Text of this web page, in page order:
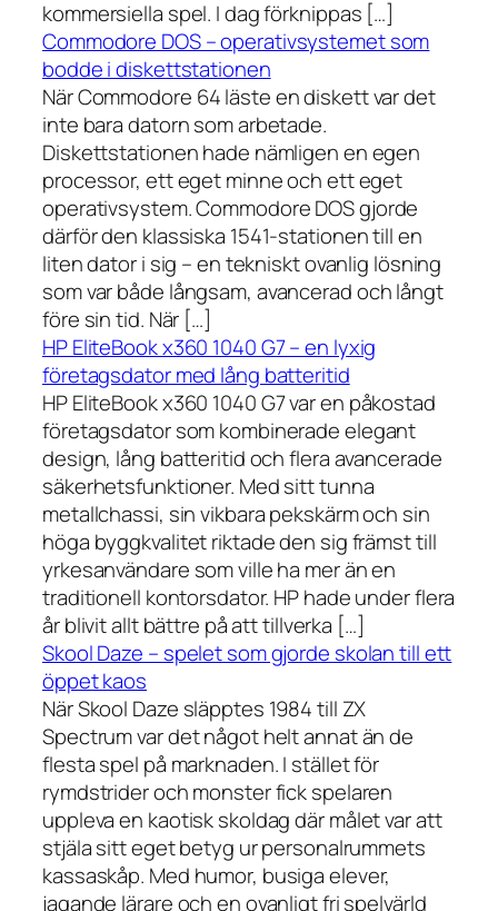
kommersiella spel. I dag förknippas […]
Commodore DOS – operativsystemet som
bodde i diskettstationen
När Commodore 64 läste en diskett var det
inte bara datorn som arbetade.
Diskettstationen hade nämligen en egen
processor, ett eget minne och ett eget
operativsystem. Commodore DOS gjorde
därför den klassiska 1541-stationen till en
liten dator i sig – en tekniskt ovanlig lösning
som var både långsam, avancerad och långt
före sin tid. När […]
HP EliteBook x360 1040 G7 – en lyxig
företagsdator med lång batteritid
HP EliteBook x360 1040 G7 var en påkostad
företagsdator som kombinerade elegant
design, lång batteritid och flera avancerade
säkerhetsfunktioner. Med sitt tunna
metallchassi, sin vikbara pekskärm och sin
höga byggkvalitet riktade den sig främst till
yrkesanvändare som ville ha mer än en
traditionell kontorsdator. HP hade under flera
år blivit allt bättre på att tillverka […]
Skool Daze – spelet som gjorde skolan till ett
öppet kaos
När Skool Daze släpptes 1984 till ZX
Spectrum var det något helt annat än de
flesta spel på marknaden. I stället för
rymdstrider och monster fick spelaren
uppleva en kaotisk skoldag där målet var att
stjäla sitt eget betyg ur personalrummets
kassaskåp. Med humor, busiga elever,
jagande lärare och en ovanligt fri spelvärld